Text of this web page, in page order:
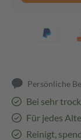
Persönliche
Bei sehr
Für jedes
Reinigt,